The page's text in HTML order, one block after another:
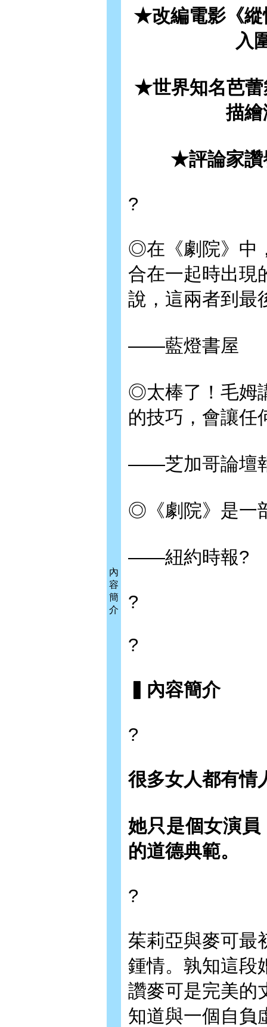
內
容
簡
介
★改編電影《
入
★世界知名芭
描
★評論家
?
◎在《劇院》中
合在一起時出現
說，這兩者到最
——藍燈書屋
◎太棒了！毛姆
的技巧，會讓任
——芝加哥論壇
◎《劇院》是一
——紐約時報?
?
?
▍內容簡介
?
很多女人都有情
她只是個女演
的道德典範。
?
茱莉亞與麥可最
鍾情。孰知這
讚麥可是完美的
知道與一個自負